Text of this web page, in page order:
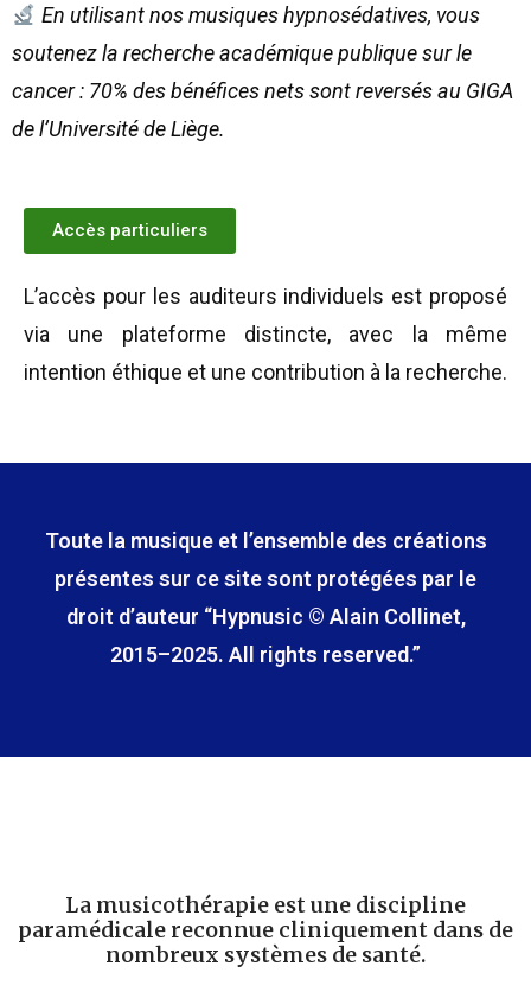
En utilisant nos musiques hypnosédatives, vous
soutenez la recherche académique publique sur le
cancer : 70% des bénéfices nets sont reversés au GIGA
de l’Université de Liège.
Accès particuliers
L’accès pour les auditeurs individuels est proposé
via une plateforme distincte, avec la même
intention éthique et une contribution à la recherche.
Toute la musique et l’ensemble des créations
présentes sur ce site sont protégées par le
droit d’auteur “Hypnusic © Alain Collinet,
2015–2025. All rights reserved.”
La musicothérapie est une discipline
paramédicale reconnue cliniquement dans de
nombreux systèmes de santé.